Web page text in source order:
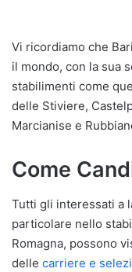
Vi ricordiamo che
il mondo, con la sua
stabilimenti come
delle Stiviere,
Marcianise e
Come
Tutti gli interessati a
particolare nello
Romagna, possono
delle carriere e